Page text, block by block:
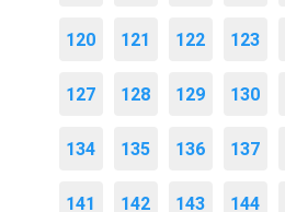
120 121 122 123
127 128 129 130
134 135 136 137
141 142 143 144